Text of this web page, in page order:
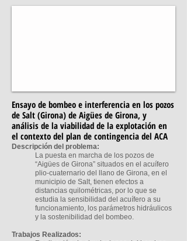
Ensayo de bombeo e interferencia en los pozos
de Salt (Girona) de Aigües de Girona, y
análisis de la viabilidad de la explotación en
el contexto del plan de contingencia del ACA
Descripción del problema:
La puesta en marcha de los pozos de
“Aigües de Girona” situados en el acuífero
plio-cuaternario del llano de Girona, en el
municipio de Salt, tienen efectos a
distancias quilométricas, por lo que se
estudia la sensibilidad del acuífero a su
funcionamiento, los parámetros hidráulicos
y la sostenibilidad del bombeo.
Trabajos Realizados: